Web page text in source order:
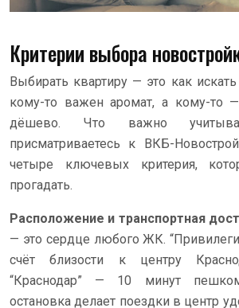
Критерии выбора
Выбирать квартиру — это как
кому-то важен аромат, а кому-то
дёшево. Что важно
присматриваетесь к ВКБ-
четыре ключевых критерия,
прогадать.
Расположение и транспортная
— это сердце любого ЖК.
счёт близости к центру
“Краснодар” — 10 минут
остановка делает поездки в центр